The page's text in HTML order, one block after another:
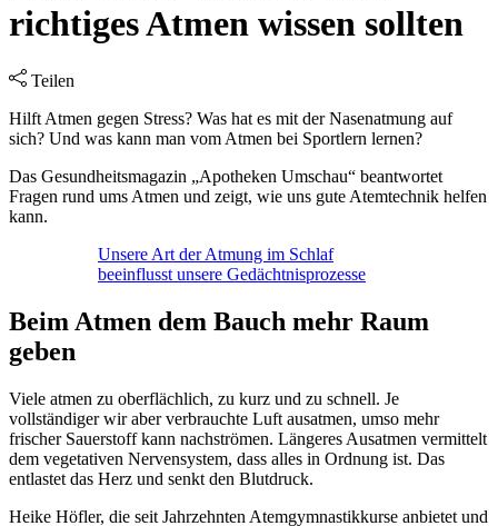
richtiges Atmen wissen sollten
Teilen
Hilft Atmen gegen Stress? Was hat es mit der Nasenatmung auf
sich? Und was kann man vom Atmen bei Sportlern lernen?
Das Gesundheitsmagazin „Apotheken Umschau“ beantwortet
Fragen rund ums Atmen und zeigt, wie uns gute Atemtechnik helfen
kann.
Unsere Art der Atmung im Schlaf
beeinflusst unsere Gedächtnisprozesse
Beim Atmen dem Bauch mehr Raum
geben
Viele atmen zu oberflächlich, zu kurz und zu schnell. Je
vollständiger wir aber verbrauchte Luft ausatmen, umso mehr
frischer Sauerstoff kann nachströmen. Längeres Ausatmen vermittelt
dem vegetativen Nervensystem, dass alles in Ordnung ist. Das
entlastet das Herz und senkt den Blutdruck.
Heike Höfler, die seit Jahrzehnten Atemgymnastikkurse anbietet und